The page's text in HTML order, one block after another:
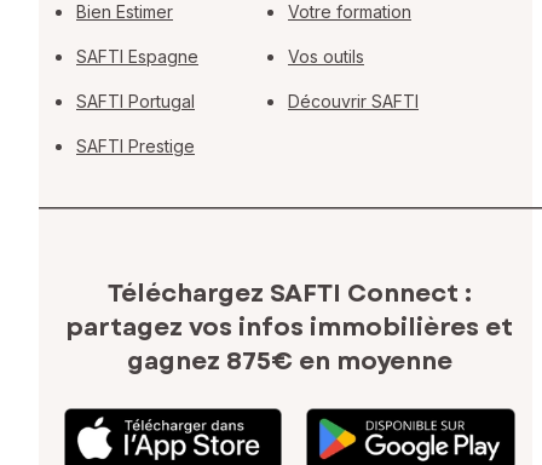
Bien Estimer
SAFTI Espagne
SAFTI Portugal
SAFTI Prestige
Votre formation
Vos outils
Découvrir SAFTI
Téléchargez SAFTI Connect :
partagez vos infos immobilières et
gagnez 875€ en moyenne